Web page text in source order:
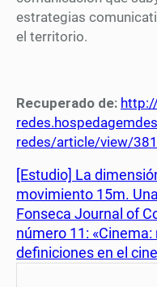
estrategias
el territorio.
Recuperado de:
redes/article/view/
[Estudio] La
movimiento 15m.
Fonseca Journal of
número 11:
definiciones en el